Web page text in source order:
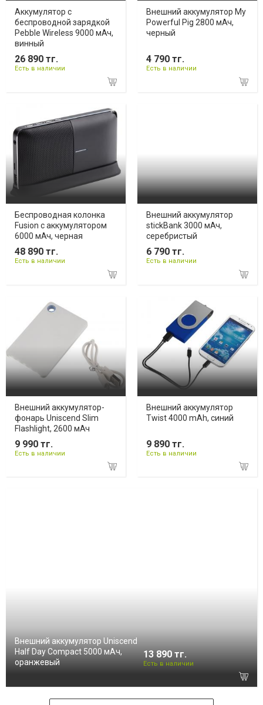
Аккумулятор с
беспроводной зарядкой
Pebble Wireless 9000 мАч,
винный
26 890 тг.
Есть в наличии
Внешний аккумулятор My
Powerful Pig 2800 мАч,
черный
4 790 тг.
Есть в наличии
Беспроводная колонка
Fusion с аккумулятором
6000 мАч, черная
48 890 тг.
Есть в наличии
Внешний аккумулятор
stickBank 3000 мАч,
серебристый
6 790 тг.
Есть в наличии
Внешний аккумулятор-
фонарь Uniscend Slim
Flashlight, 2600 мАч
9 990 тг.
Есть в наличии
Внешний аккумулятор
Twist 4000 mAh, синий
9 890 тг.
Есть в наличии
Внешний аккумулятор Uniscend
Half Day Compact 5000 мAч,
оранжевый
13 890 тг.
Есть в наличии